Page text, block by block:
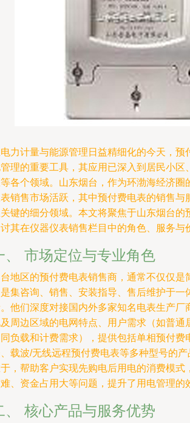
力计量与能源管理日益精细化的今天，预
理的重要工具，其应用已深入到居民小区
各个领域。山东烟台，作为环渤海经济圈
销售市场活跃，其中预付费电表的销售与
键的细分领域。本文将聚焦于山东烟台的
其在仪器仪表销售栏目中的角色、服务与
、 市场定位与专业角色
地区的预付费电表销售商，通常不仅仅是
集咨询、销售、安装指导、售后维护于一
他们深度对接国内外多家知名电表生产厂
周边区域的电网特点、用户需求（如普通
负载和计费需求），提供包括单相预付费
载波/无线远程预付费电表等多种型号的
，帮助客户实现先购电后用电的消费模式
、资金占用大等问题，提升了用电管理的
、 核心产品与服务优势